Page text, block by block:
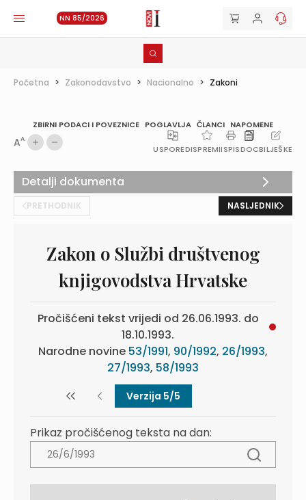
NN 85/2026
Početna > Zakonodavstvo > Nacionalno > Zakoni
ZBIRNI PODACI I POVEZNICE POGLAVLJA ČLANCI NAPOMENE
AA
USPOREDISPREMIISPISDOCBILJEŠKE
PRETHODNIK NASLJEDNIK
Zakon o Službi društvenog
knjigovodstva Hrvatske
Pročišćeni tekst vrijedi od 26.06.1993. do
18.10.1993.
Narodne novine 53/1991, 90/1992, 26/1993,
27/1993, 58/1993
Verzija 5/5
Prikaz pročišćenog teksta na dan:
Detalji dokumenta